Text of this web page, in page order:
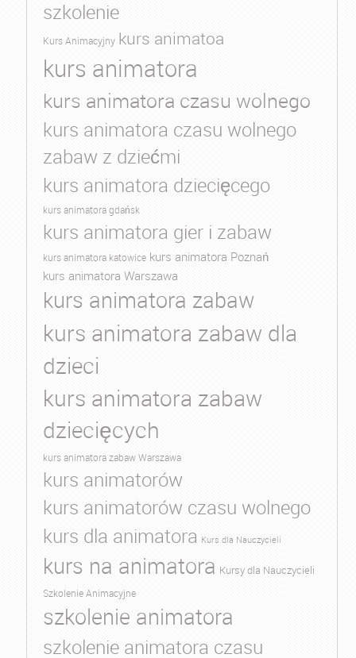
szkolenie
Kurs Animacyjny kurs animatoa
kurs animatora
kurs animatora czasu wolnego
kurs animatora czasu wolnego
zabaw z dziećmi
kurs animatora dziecięcego
kurs animatora gdańsk
kurs animatora gier i zabaw
kurs animatora katowice kurs animatora Poznań
kurs animatora Warszawa
kurs animatora zabaw
kurs animatora zabaw dla
dzieci
kurs animatora zabaw
dziecięcych
kurs animatora zabaw Warszawa
kurs animatorów
kurs animatorów czasu wolnego
kurs dla animatora Kurs dla Nauczycieli
kurs na animatora Kursy dla Nauczycieli
Szkolenie Animacyjne
szkolenie animatora
szkolenie animatora czasu